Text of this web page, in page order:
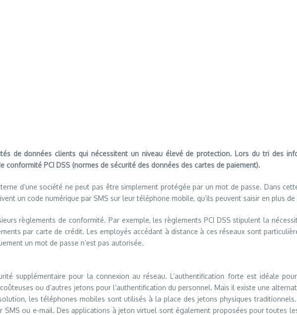
de données clients qui nécessitent un niveau élevé de protection. Lors du tri des
PCI DSS (normes de sécurité des données des cartes de paiement).
d’une société ne peut pas être simplement protégée par un mot de passe. Dans
un code numérique par SMS sur leur téléphone mobile, qu’ils peuvent saisir en plus
règlements de conformité. Par exemple, les règlements PCI DSS stipulent la
par carte de crédit. Les employés accédant à distance à ces réseaux sont
un mot de passe n’est pas autorisée.
supplémentaire pour la connexion au réseau. L’authentification forte est idéale
ou d’autres jetons pour l’authentification du personnel. Mais il existe une
les téléphones mobiles sont utilisés à la place des jetons physiques
SMS ou e-mail. Des applications à jeton virtuel sont également proposées pour toutes